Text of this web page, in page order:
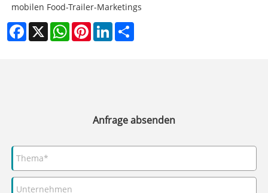
mobilen Food-Trailer-Marketings
Facebook
X WhatsAppPinterestLinkedIn
Anfrage absenden